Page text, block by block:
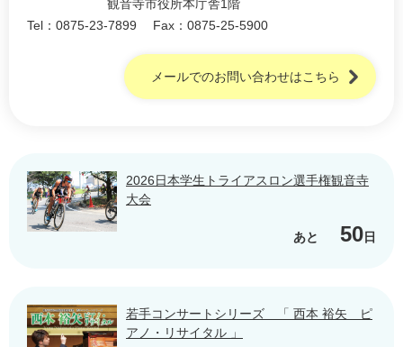
観音寺市役所本庁舎1階
Tel：0875-23-7899
Fax：0875-25-5900
メールでのお問い合わせはこちら
2026日本学生トライアスロン選手権観音寺
大会
あと 50日
若手コンサートシリーズ 「 西本 裕矢 ピ
アノ・リサイタル 」